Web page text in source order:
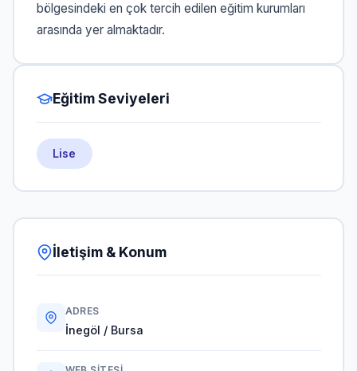
bölgesindeki en çok tercih edilen eğitim kurumları
arasında yer almaktadır.
Eğitim Seviyeleri
Lise
İletişim & Konum
ADRES
İnegöl / Bursa